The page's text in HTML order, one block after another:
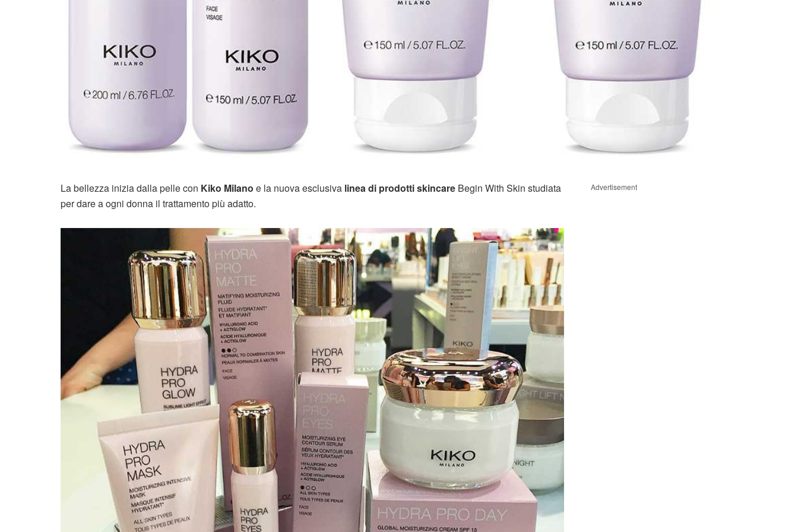
La bellezza inizia dalla pelle con Kiko Milano e la nuova esclusiva linea di prodotti skincare Begin With Skin studiata
per dare a ogni donna il trattamento più adatto.
Advertisement